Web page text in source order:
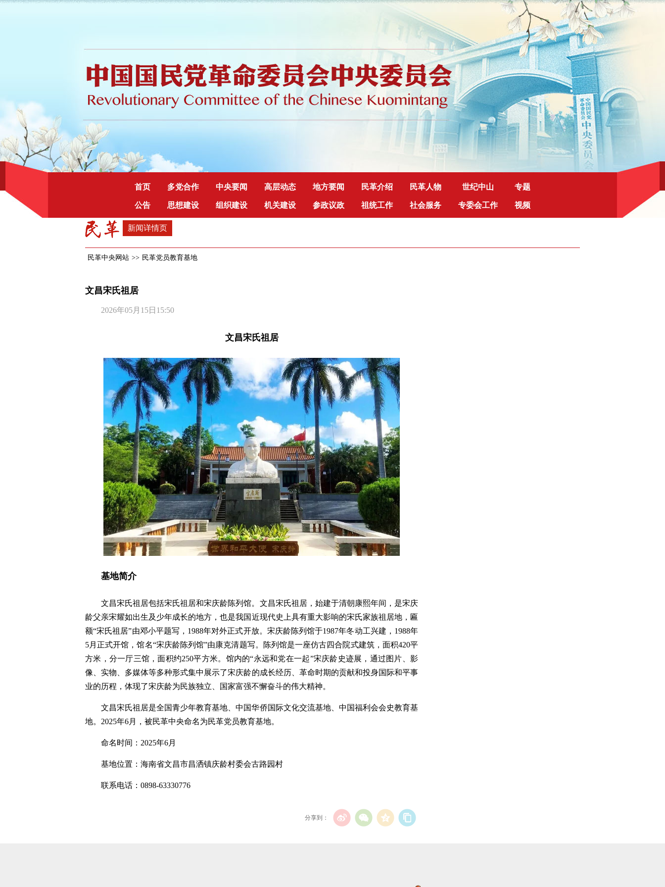
首页 多党合作 中央要闻 高层动态 地方要闻 民革介绍 民革人物 世纪中山 专题
公告 思想建设 组织建设 机关建设 参政议政 祖统工作 社会服务 专委会工作 视频
新闻详情页
民革中央网站 >> 民革党员教育基地
文昌宋氏祖居
2026年05月15日15:50
文昌宋氏祖居
基地简介
文昌宋氏祖居包括宋氏祖居和宋庆龄陈列馆。文昌宋氏祖居，始建于清朝康熙年间，是宋庆
龄父亲宋耀如出生及少年成长的地方，也是我国近现代史上具有重大影响的宋氏家族祖居地，匾
额“宋氏祖居”由邓小平题写，1988年对外正式开放。宋庆龄陈列馆于1987年冬动工兴建，1988年
5月正式开馆，馆名“宋庆龄陈列馆”由康克清题写。陈列馆是一座仿古四合院式建筑，面积420平
方米，分一厅三馆，面积约250平方米。馆内的“永远和党在一起”宋庆龄史迹展，通过图片、影
像、实物、多媒体等多种形式集中展示了宋庆龄的成长经历、革命时期的贡献和投身国际和平事
业的历程，体现了宋庆龄为民族独立、国家富强不懈奋斗的伟大精神。
文昌宋氏祖居是全国青少年教育基地、中国华侨国际文化交流基地、中国福利会会史教育基
地。2025年6月，被民革中央命名为民革党员教育基地。
命名时间：2025年6月
基地位置：海南省文昌市昌洒镇庆龄村委会古路园村
联系电话：0898-63330776
分享到：